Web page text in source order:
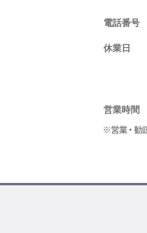
電話番号
休業日
営業時間